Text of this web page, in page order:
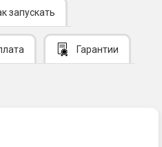
запускать
Гарантии